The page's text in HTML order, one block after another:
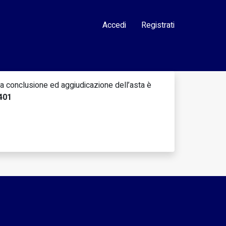
Accedi Registrati
ed aggiudicazione dell’asta è